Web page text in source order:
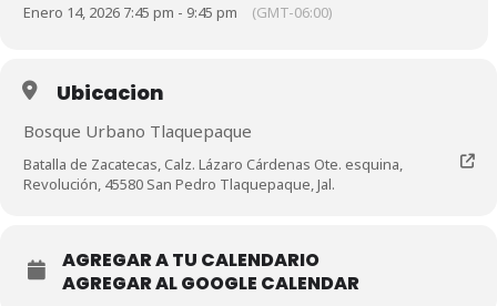
Enero 14, 2026 7:45 pm - 9:45 pm (GMT-06:00)
Ubicacion
Bosque Urbano Tlaquepaque
Batalla de Zacatecas, Calz. Lázaro Cárdenas Ote. esquina,
Revolución, 45580 San Pedro Tlaquepaque, Jal.
AGREGAR A TU CALENDARIO
AGREGAR AL GOOGLE CALENDAR